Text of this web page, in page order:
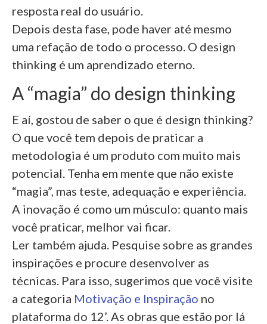
resposta real do usuário.
Depois desta fase, pode haver até mesmo
uma refação de todo o processo. O design
thinking é um aprendizado eterno.
A “magia” do design thinking
E aí, gostou de saber o que é design thinking?
O que você tem depois de praticar a
metodologia é um produto com muito mais
potencial. Tenha em mente que não existe
“magia”, mas teste, adequação e experiência.
A inovação é como um músculo: quanto mais
você praticar, melhor vai ficar.
Ler também ajuda. Pesquise sobre as grandes
inspirações e procure desenvolver as
técnicas. Para isso, sugerimos que você visite
a categoria Motivação e Inspiração no
plataforma do 12’. As obras que estão por lá